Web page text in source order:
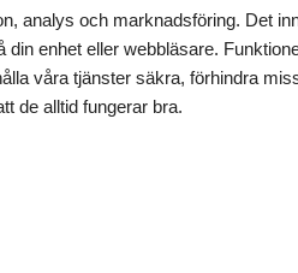
att registrera din kost i
fett är för hög. Alltfler
meningar om.
lite av de nyttiga fetterna,
analys och marknadsföring. Det
din enhet eller webbläsare.
våra tjänster säkra, förhindra
de alltid fungerar bra.